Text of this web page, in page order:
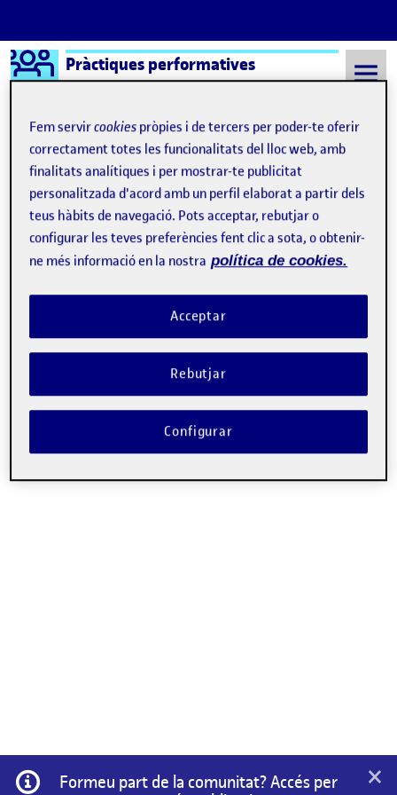
Saltar al contingut
Logo Ágora
Pràctiques performatives
Semestre 20152 - Aula 1 PAC 1 Activitat flash de presentació
No s’ha trobat res
Sembla que no trobem el que busques. Potser la
funció de cerca pot ajudar.
Informació
Formeu part de la comunitat? Accés per
×
Fem servircookies pròpies i de tercers per poder-te oferir
correctament totes les funcionalitats del lloc web, amb
finalitats analítiques i per mostrar-te publicitat
personalitzada d'acord amb un perfil elaborat a partir dels
teus hàbits de navegació. Pots acceptar, rebutjar o
configurar les teves preferències fent clic a sota, o obtenir-
ne més informació en la nostra política de cookies.
Rebutjar
Acceptar
Configurar